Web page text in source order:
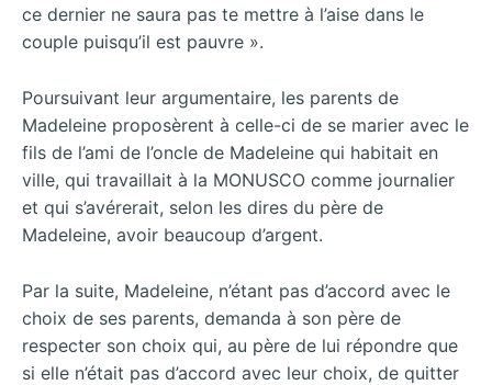
ce dernier ne saura pas te mettre à l’aise dans le
couple puisqu’il est pauvre ».
Poursuivant leur argumentaire, les parents de
Madeleine proposèrent à celle-ci de se marier avec le
fils de l’ami de l’oncle de Madeleine qui habitait en
ville, qui travaillait à la MONUSCO comme journalier
et qui s’avérerait, selon les dires du père de
Madeleine, avoir beaucoup d’argent.
Par la suite, Madeleine, n’étant pas d’accord avec le
choix de ses parents, demanda à son père de
respecter son choix qui, au père de lui répondre que
si elle n’était pas d’accord avec leur choix, de quitter